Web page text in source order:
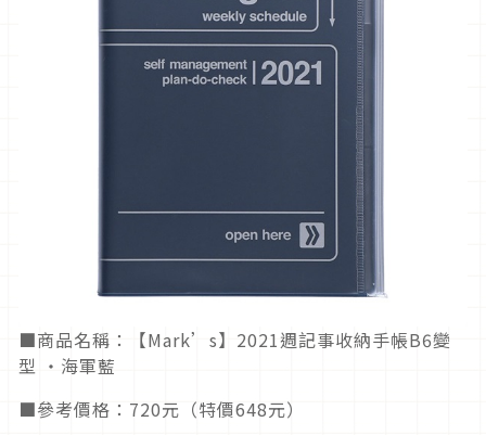
■商品名稱：【Mark’s】2021週記事收納手帳B6變
型 ‧海軍藍
■參考價格：720元（特價648元）